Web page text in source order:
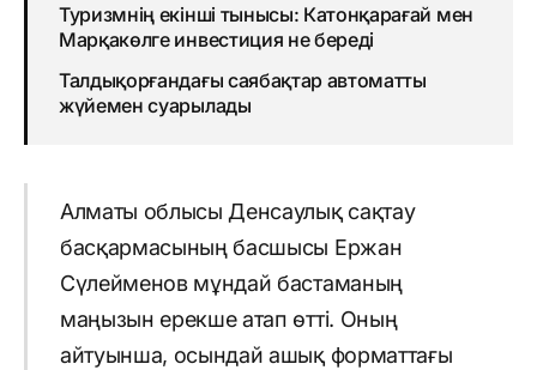
Туризмнің екінші тынысы: Катонқарағай мен
Марқакөлге инвестиция не береді
Талдықорғандағы саябақтар автоматты
жүйемен суарылады
Алматы облысы Денсаулық сақтау
басқармасының басшысы Ержан
Сүлейменов мұндай бастаманың
маңызын ерекше атап өтті. Оның
айтуынша, осындай ашық форматтағы